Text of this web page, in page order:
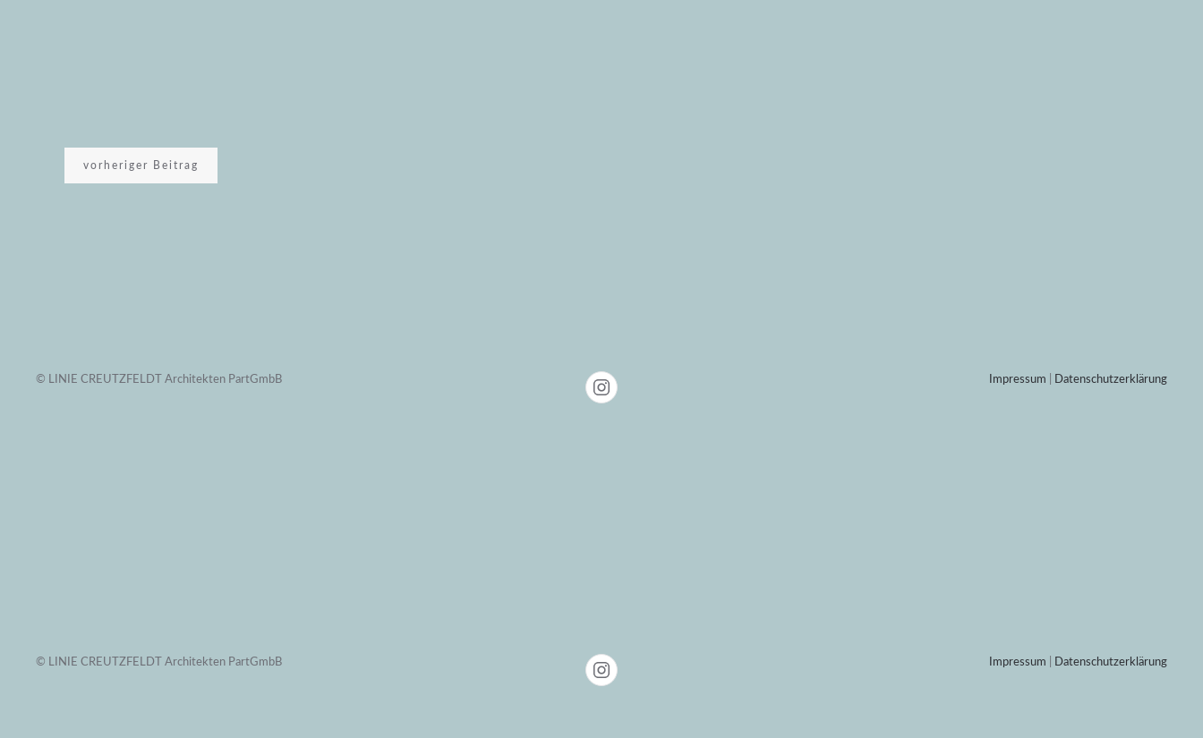
vorheriger Beitrag
© LINIE CREUTZFELDT Architekten PartGmbB Impressum Datenschutzerklärung
© LINIE CREUTZFELDT Architekten PartGmbB Impressum Datenschutzerklärung